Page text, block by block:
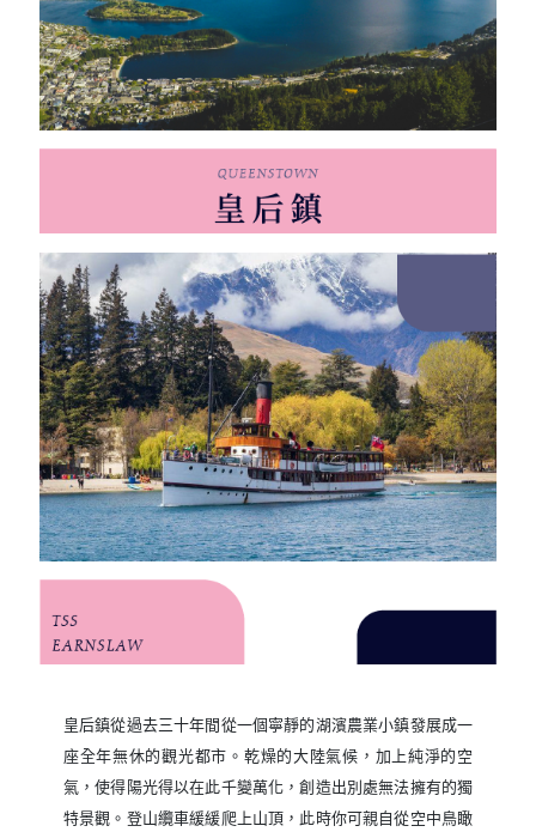
皇后鎮從過去三十年間從一個寧靜的湖濱農業小鎮發展成一
座全年無休的觀光都市。乾燥的大陸氣候，加上純淨的空
氣，使得陽光得以在此千變萬化，創造出別處無法擁有的獨
特景觀。登山纜車緩緩爬上山頂，此時你可親自從空中鳥瞰